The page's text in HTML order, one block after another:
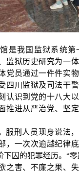
是我国监狱系统
监狱历史研究为一
党员通过一件件实
四川监狱及司法干
认识到党的十八大
推进从严治党、坚
服刑人员现身说法
，一次次逾越纪律
下囚的犯罪经历。“
之害、不廉之果、